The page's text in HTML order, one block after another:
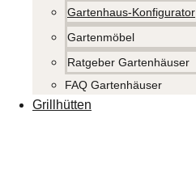
Gartenhaus-Konfigurator
Gartenmöbel
Ratgeber Gartenhäuser
FAQ Gartenhäuser
Grillhütten